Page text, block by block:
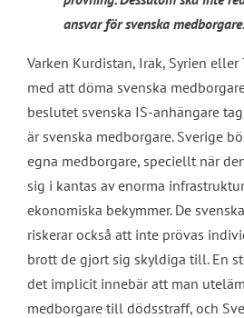
ansvar för svenska medborgare.
Varken Kurdistan, Irak, Syrien eller
med att döma svenska
beslutet svenska IS-anhängare
är svenska medborgare. Sverige
egna medborgare, speciellt när
sig i kantas av enorma
ekonomiska bekymmer. De
riskerar också att inte prövas
brott de gjort sig skyldiga till. En
det implicit innebär att man
medborgare till dödsstraff, och